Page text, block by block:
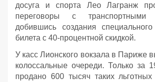
досуга и спорта Лео Лагранж
переговоры с транспортными
добившись создания
билета с 40-процентной скидкой.
У касс Лионского вокзала в Париже
колоссальные очереди. Только за
продано 600 тысяч таких